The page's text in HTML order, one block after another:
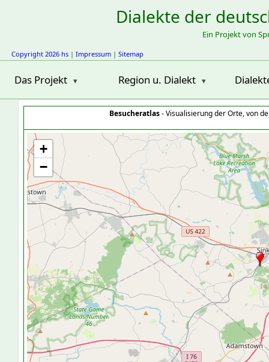
Dialekte der
Ein Projekt von
Copyright 2026 hs | Impressum | Sitemap
Das Projekt Region u. Dialekt
Besucheratlas- Visualisierung der Orte, von
+
−